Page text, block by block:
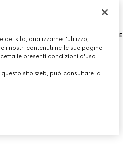
le borse borse estive
del sito, analizzarne l'utilizzo,
i nostri contenuti nelle sue pagine
le presenti condizioni d'uso.
sito web, può consultare la